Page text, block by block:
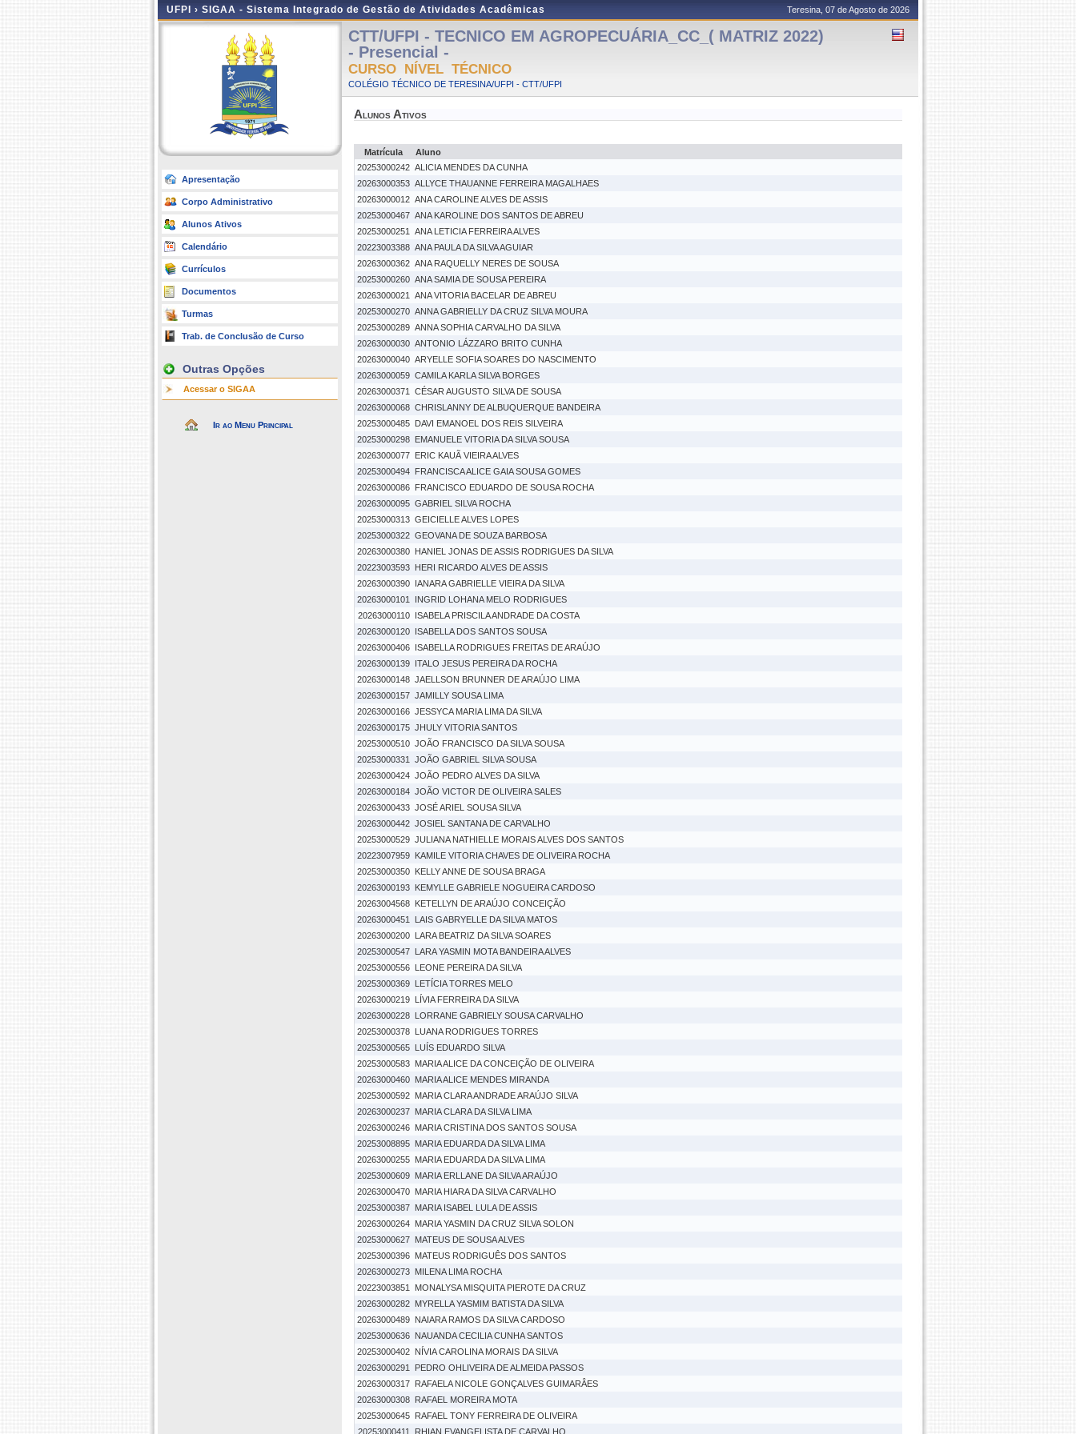
UFPI › SIGAA - Sistema Integrado de Gestão de Atividades Acadêmicas Teresina, 07 de Agosto de 2026
Apresentação
Corpo Administrativo
Alunos Ativos
Calendário
Currículos
Documentos
Turmas
Trab. de Conclusão de Curso
Outras Opções
Acessar o SIGAA
Ir ao Menu Principal
CTT/UFPI - TECNICO EM AGROPECUÁRIA_CC_( MATRIZ 2022)
- Presencial -
CURSO NÍVEL TÉCNICO
COLÉGIO TÉCNICO DE TERESINA/UFPI - CTT/UFPI
Alunos Ativos
Matrícula
Aluno
20253000242 ALICIA MENDES DA CUNHA
20263000353 ALLYCE THAUANNE FERREIRA MAGALHAES
20263000012 ANA CAROLINE ALVES DE ASSIS
20253000467 ANA KAROLINE DOS SANTOS DE ABREU
20253000251
ANA LETICIA FERREIRA ALVES
20223003388 ANA PAULA DA SILVA AGUIAR
20263000362 ANA RAQUELLY NERES DE SOUSA
20253000260 ANA SAMIA DE SOUSA PEREIRA
20263000021
ANA VITORIA BACELAR DE ABREU
20253000270 ANNA GABRIELLY DA CRUZ SILVA MOURA
20253000289 ANNA SOPHIA CARVALHO DA SILVA
20263000030 ANTONIO LÁZZARO BRITO CUNHA
20263000040 ARYELLE SOFIA SOARES DO NASCIMENTO
20263000059 CAMILA KARLA SILVA BORGES
20263000371
CÉSAR AUGUSTO SILVA DE SOUSA
20263000068 CHRISLANNY DE ALBUQUERQUE BANDEIRA
20253000485 DAVI EMANOEL DOS REIS SILVEIRA
20253000298 EMANUELE VITORIA DA SILVA SOUSA
20263000077 ERIC KAUÃ VIEIRA ALVES
20253000494 FRANCISCA ALICE GAIA SOUSA GOMES
20263000086 FRANCISCO EDUARDO DE SOUSA ROCHA
20263000095 GABRIEL SILVA ROCHA
20253000313 GEICIELLE ALVES LOPES
20253000322 GEOVANA DE SOUZA BARBOSA
20263000380 HANIEL JONAS DE ASSIS RODRIGUES DA SILVA
20223003593 HERI RICARDO ALVES DE ASSIS
20263000390 IANARA GABRIELLE VIEIRA DA SILVA
20263000101
INGRID LOHANA MELO RODRIGUES
20263000110
ISABELA PRISCILA ANDRADE DA COSTA
20263000120 ISABELLA DOS SANTOS SOUSA
20263000406 ISABELLA RODRIGUES FREITAS DE ARAÚJO
20263000139 ITALO JESUS PEREIRA DA ROCHA
20263000148 JAELLSON BRUNNER DE ARAÚJO LIMA
20263000157 JAMILLY SOUSA LIMA
20263000166 JESSYCA MARIA LIMA DA SILVA
20263000175 JHULY VITORIA SANTOS
20253000510 JOÃO FRANCISCO DA SILVA SOUSA
20253000331
JOÃO GABRIEL SILVA SOUSA
20263000424 JOÃO PEDRO ALVES DA SILVA
20263000184 JOÃO VICTOR DE OLIVEIRA SALES
20263000433 JOSÉ ARIEL SOUSA SILVA
20263000442 JOSIEL SANTANA DE CARVALHO
20253000529 JULIANA NATHIELLE MORAIS ALVES DOS SANTOS
20223007959 KAMILE VITORIA CHAVES DE OLIVEIRA ROCHA
20253000350 KELLY ANNE DE SOUSA BRAGA
20263000193 KEMYLLE GABRIELE NOGUEIRA CARDOSO
20263004568 KETELLYN DE ARAÚJO CONCEIÇÃO
20263000451
LAIS GABRYELLE DA SILVA MATOS
20263000200 LARA BEATRIZ DA SILVA SOARES
20253000547 LARA YASMIN MOTA BANDEIRA ALVES
20253000556 LEONE PEREIRA DA SILVA
20253000369 LETÍCIA TORRES MELO
20263000219 LÍVIA FERREIRA DA SILVA
20263000228 LORRANE GABRIELY SOUSA CARVALHO
20253000378 LUANA RODRIGUES TORRES
20253000565 LUÍS EDUARDO SILVA
20253000583 MARIA ALICE DA CONCEIÇÃO DE OLIVEIRA
20263000460 MARIA ALICE MENDES MIRANDA
20253000592 MARIA CLARA ANDRADE ARAÚJO SILVA
20263000237 MARIA CLARA DA SILVA LIMA
20263000246 MARIA CRISTINA DOS SANTOS SOUSA
20253008895 MARIA EDUARDA DA SILVA LIMA
20263000255 MARIA EDUARDA DA SILVA LIMA
20253000609 MARIA ERLLANE DA SILVA ARAÚJO
20263000470 MARIA HIARA DA SILVA CARVALHO
20253000387 MARIA ISABEL LULA DE ASSIS
20263000264 MARIA YASMIN DA CRUZ SILVA SOLON
20253000627 MATEUS DE SOUSA ALVES
20253000396 MATEUS RODRIGUÊS DOS SANTOS
20263000273 MILENA LIMA ROCHA
20223003851
MONALYSA MISQUITA PIEROTE DA CRUZ
20263000282 MYRELLA YASMIM BATISTA DA SILVA
20263000489 NAIARA RAMOS DA SILVA CARDOSO
20253000636 NAUANDA CECILIA CUNHA SANTOS
20253000402 NÍVIA CAROLINA MORAIS DA SILVA
20263000291
PEDRO OHLIVEIRA DE ALMEIDA PASSOS
20263000317 RAFAELA NICOLE GONÇALVES GUIMARÂES
20263000308 RAFAEL MOREIRA MOTA
20253000645 RAFAEL TONY FERREIRA DE OLIVEIRA
20253000411
RHIAN EVANGELISTA DE CARVALHO